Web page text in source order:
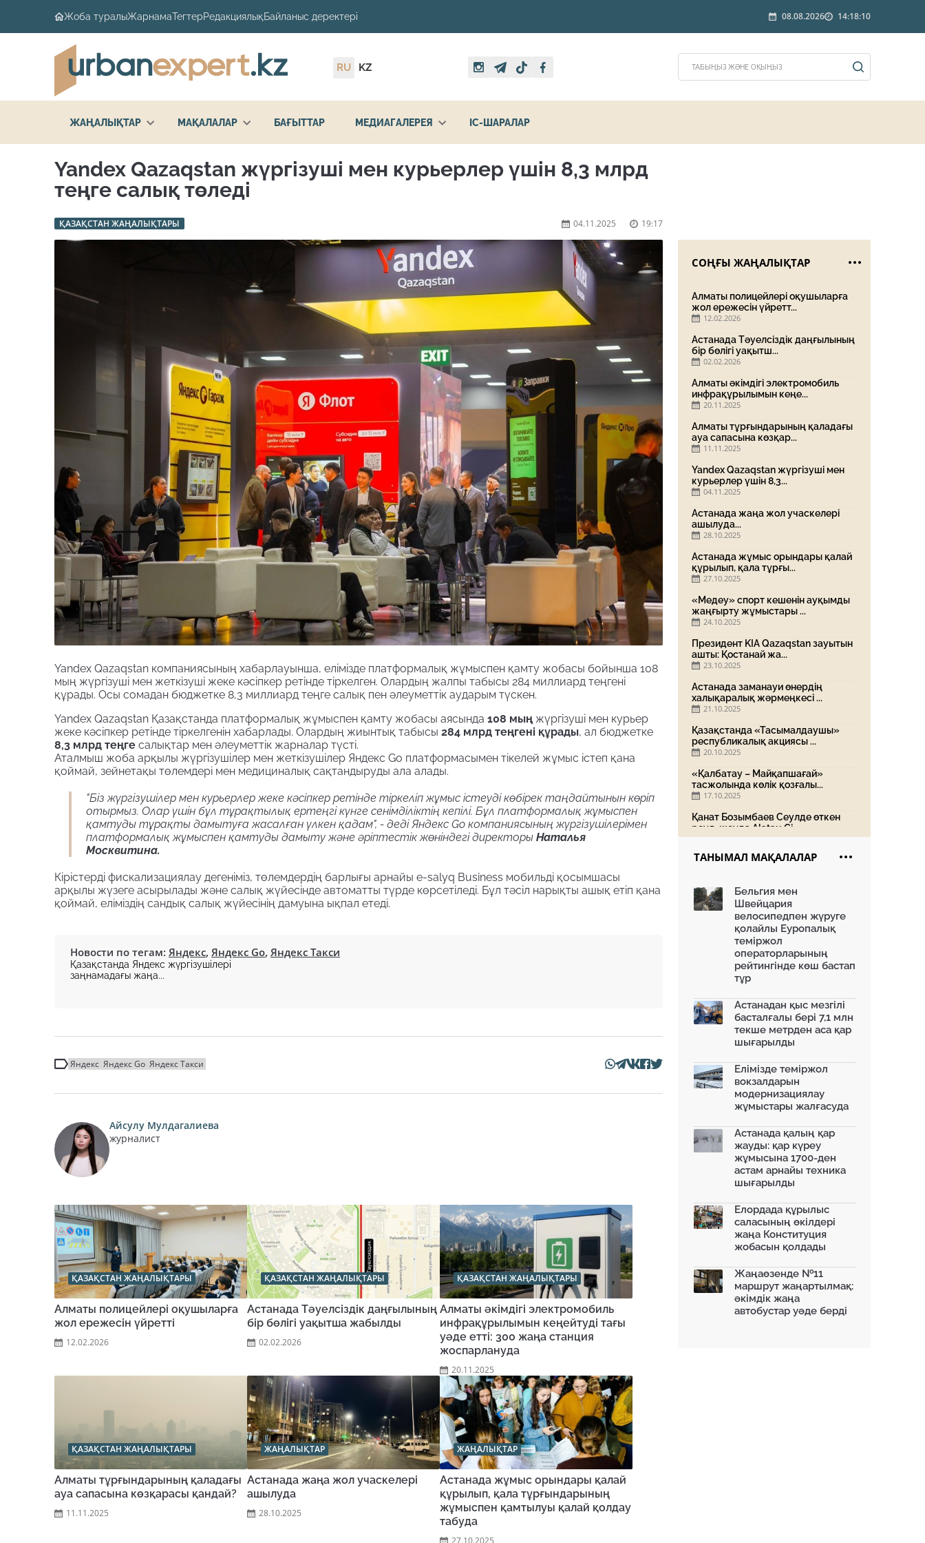
Жоба туралыЖарнамаТегтерРедакциялықБайланыс деректері 08.08.2026 14:18:10
RU KZ
ЖАҢАЛЫҚТАР МАҚАЛАЛАР БАҒЫТТАР МЕДИАГАЛЕРЕЯ ІС-ШАРАЛАР
Yandex Qazaqstan жүргізуші мен курьерлер үшін 8,3 млрд
теңге салық төледі
ҚАЗАҚСТАН ЖАҢАЛЫҚТАРЫ 04.11.2025 19:17
Yandex Qazaqstan компаниясының хабарлауынша, елімізде платформалық жұмыспен қамту жобасы бойынша 108
мың жүргізуші мен жеткізуші жеке кәсіпкер ретінде тіркелген. Олардың жалпы табысы 284 миллиард теңгені
құрады. Осы сомадан бюджетке 8,3 миллиард теңге салық пен әлеуметтік аударым түскен.
Yandex Qazaqstan Қазақстанда платформалық жұмыспен қамту жобасы аясында 108 мың жүргізуші мен курьер
жеке кәсіпкер ретінде тіркелгенін хабарлады. Олардың жиынтық табысы 284 млрд теңгені құрады, ал бюджетке
8,3 млрд теңге салықтар мен әлеуметтік жарналар түсті.
Аталмыш жоба арқылы жүргізушілер мен жеткізушілер Яндекс Go платформасымен тікелей жұмыс істеп қана
қоймай, зейнетақы төлемдері мен медициналық сақтандыруды ала алады.
"Біз жүргізушілер мен курьерлер жеке кәсіпкер ретінде тіркеліп жұмыс істеуді көбірек таңдайтынын көріп
отырмыз. Олар үшін бұл тұрақтылық ертеңгі күнге сенімділіктің кепілі. Бұл платформалық жұмыспен
қамтуды тұрақты дамытуға жасалған үлкен қадам", - деді Яндекс Go компаниясының жүргізушілерімен
платформалық жұмыспен қамтуды дамыту және әріптестік жөніндегі директоры Наталья
Москвитина.
Кірістерді фискализациялау дегеніміз, төлемдердің барлығы арнайы e-salyq Business мобильді қосымшасы
арқылы жүзеге асырылады және салық жүйесінде автоматты түрде көрсетіледі. Бұл тәсіл нарықты ашық етіп қана
қоймай, еліміздің сандық салық жүйесінің дамуына ықпал етеді.
Новости по тегам: Яндекс, Яндекс Gо, Яндекс Такси
Қазақстанда Яндекс жүргізушілері
заңнамадағы жаңа...
Яндекс Яндекс Gо Яндекс Такси
Айсулу Мулдагалиева
журналист
ҚАЗАҚСТАН ЖАҢАЛЫҚТАРЫ
Алматы полицейлері оқушыларға
жол ережесін үйретті
12.02.2026
ҚАЗАҚСТАН ЖАҢАЛЫҚТАРЫ
Астанада Тәуелсіздік даңғылының
бір бөлігі уақытша жабылды
02.02.2026
ҚАЗАҚСТАН ЖАҢАЛЫҚТАРЫ
Алматы әкімдігі электромобиль
инфрақұрылымын кеңейтуді тағы
уәде етті: 300 жаңа станция
жоспарлануда
20.11.2025
ҚАЗАҚСТАН ЖАҢАЛЫҚТАРЫ
Алматы тұрғындарының қаладағы
ауа сапасына көзқарасы қандай?
11.11.2025
ЖАҢАЛЫҚТАР
Астанада жаңа жол учаскелері
ашылуда
28.10.2025
ЖАҢАЛЫҚТАР
Астанада жұмыс орындары қалай
құрылып, қала тұрғындарының
жұмыспен қамтылуы қалай қолдау
табуда
27.10.2025
СОҢҒЫ ЖАҢАЛЫҚТАР
Алматы полицейлері оқушыларға
жол ережесін үйретт...
12.02.2026
Астанада Тәуелсіздік даңғылының
бір бөлігі уақытш...
02.02.2026
Алматы әкімдігі электромобиль
инфрақұрылымын кеңе...
20.11.2025
Алматы тұрғындарының қаладағы
ауа сапасына көзқар...
11.11.2025
Yandex Qazaqstan жүргізуші мен
курьерлер үшін 8,3...
04.11.2025
Астанада жаңа жол учаскелері
ашылуда...
28.10.2025
Астанада жұмыс орындары қалай
құрылып, қала тұрғы...
27.10.2025
«Медеу» спорт кешенін ауқымды
жаңғырту жұмыстары ...
24.10.2025
Президент KIA Qazaqstan зауытын
ашты: Қостанай жа...
23.10.2025
Астанада заманауи өнердің
халықаралық жәрмеңкесі ...
21.10.2025
Қазақстанда «Тасымалдаушы»
республикалық акциясы ...
20.10.2025
«Қалбатау – Майқапшағай»
тасжолында көлік қозғалы...
17.10.2025
Қанат Бозымбаев Сеулде өткен
роуд-шоуда Alatau Ci...
16.10.2025
«Жасыл аллея» жобасы: Home
Алматы «Батыс» полиорталығын
дамытуда: жаңа нысан...
14.10.2025
Алматы Бас жоспарын
өзектендіруде...
13.10.2025
мұқтаждықтар үшін 2 мың гект...
08.10.2025
Мәжіліс Құрылыс кодексін
мақұлдады: Қала құрылысы...
Қазақстанның батысында
заманауи көлік айрығы салы...
07.10.2025
желісі...
06.10.2025
ТАНЫМАЛ МАҚАЛАЛАР
Бельгия мен
Швейцария
велосипедпен жүруге
қолайлы Еуропалық
теміржол
операторларының
рейтингінде көш бастап
тұр
Астанадан қыс мезгілі
басталғалы бері 7,1 млн
текше метрден аса қар
шығарылды
Елімізде теміржол
вокзалдарын
модернизациялау
жұмыстары жалғасуда
Астанада қалың қар
жауды: қар күреу
жұмысына 1700-ден
астам арнайы техника
шығарылды
Елордада құрылыс
саласының өкілдері
жаңа Конституция
жобасын қолдады
Жаңаөзенде №11
маршрут жаңартылмақ:
әкімдік жаңа
автобустар уәде берді